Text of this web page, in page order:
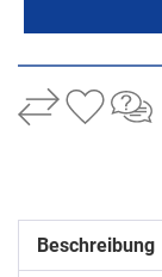
Beschreibung